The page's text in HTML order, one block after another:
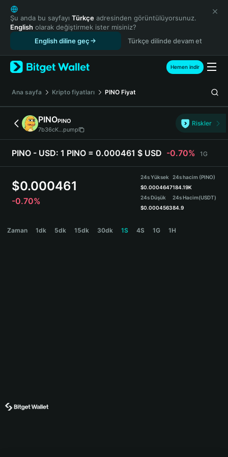
English
日本語
Tiếng Việt
Español (Latinoamérica)
Türkçe
Français
Deutsch
简体中文
繁體中文
Português (Portugal)
Bahasa Indonesia
ภาษาไทย
Español
Español (Argentina)
Şu anda bu sayfayı Türkçe adresinden görüntülüyorsunuz.
English olarak değiştirmek ister misiniz?
English diline geç
Türkçe dilinde devam et
Hemen indir
Ana sayfa Kripto fiyatları PINO Fiyat
PINOPINO
7b36cK...pump
Riskler
PINO - USD: 1 PINO = 0.000461 $ USD -0.70% 1G
$0.000461
-0.70%
24s Yüksek
$0.0004647
24s Düşük
$0.0004563
24s hacim (PINO)
184.19K
24s Hacim(USDT)
84.9
Zaman 1dk 5dk 15dk 30dk 1S 4S 1G 1H